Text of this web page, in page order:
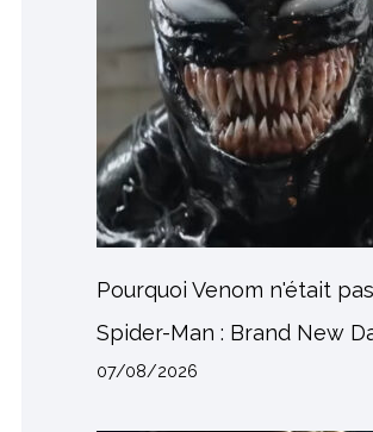
Pourquoi Venom n'était
Spider-Man : Brand New
07/08/2026